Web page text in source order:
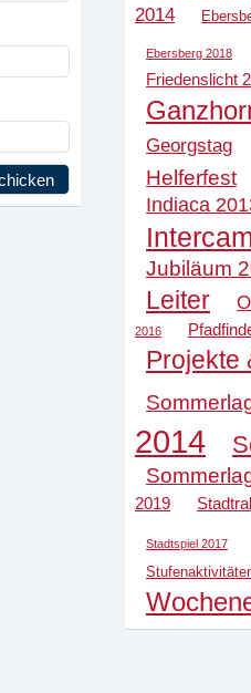
2014
Ebersberg 2018
Friedenslicht
Georgstag
Helferfest
Indiaca
Jubiläum
Leiter
2016
Projekte
2014
2019
Stadtspiel 2017